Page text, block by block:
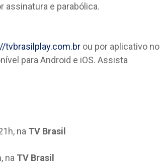
assinatura e parabólica.
tvbrasilplay.com.br ou por aplicativo no
para Android e iOS. Assista
na TV Brasil
na TV Brasil